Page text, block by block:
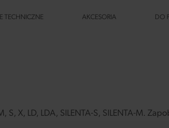
TECHNICZNE AKCESORIA DO
X, LD, LDA, SILENTA-S, SILENTA-M.